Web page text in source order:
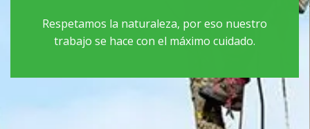
Respetamos la naturaleza, por eso nuestro
trabajo se hace con el máximo cuidado.